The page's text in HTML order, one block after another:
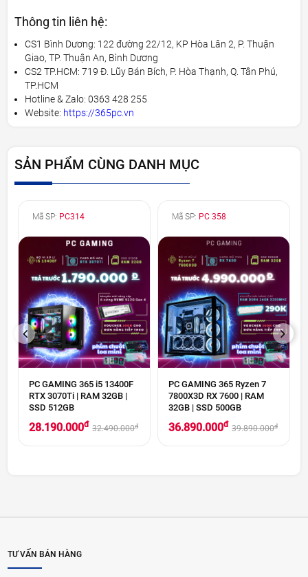
Thông tin liên hệ:
CS1 Bình Dương: 122 đường 22/12, KP Hòa Lân 2, P. Thuận
Giao, TP. Thuận An, Bình Dương
CS2 TP.HCM: 719 Đ. Lũy Bán Bích, P. Hòa Thạnh, Q. Tân Phú,
TP.HCM
Hotline & Zalo: 0363 428 255
Website: https://365pc.vn
SẢN PHẨM CÙNG DANH MỤC
PREVIOUS
Mã SP: PC314
PC GAMING 365 i5 13400F
RTX 3070Ti | RAM 32GB |
SSD 512GB
28.190.000đ 32.490.000đ
Mã SP: PC 358
PC GAMING 365 Ryzen 7
7800X3D RX 7600 | RAM
32GB | SSD 500GB
36.890.000đ 39.890.000đ
NEXT
TƯ VẤN BÁN HÀNG